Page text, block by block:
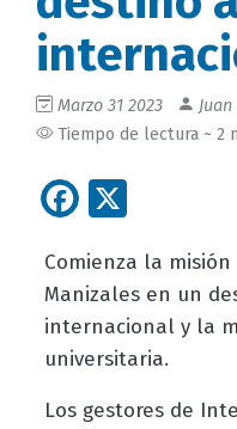
Marzo 31 2023
Tiempo de lectura ~ 2
Facebook
Comienza la
Manizales en un
internacional y la
universitaria.
Los gestores de